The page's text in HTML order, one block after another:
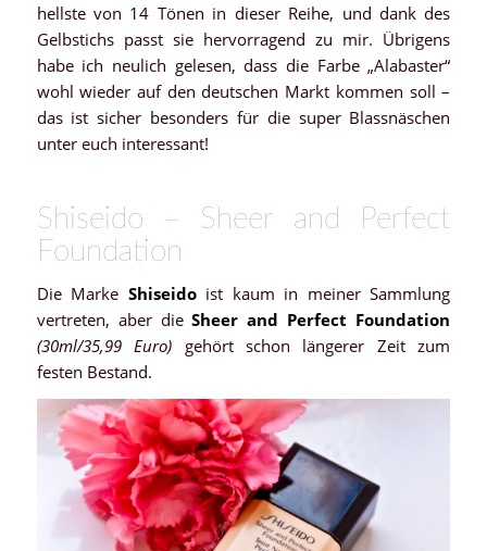
hellste von 14 Tönen in dieser Reihe, und dank des
Gelbstichs passt sie hervorragend zu mir. Übrigens
habe ich neulich gelesen, dass die Farbe „Alabaster“
wohl wieder auf den deutschen Markt kommen soll –
das ist sicher besonders für die super Blassnäschen
unter euch interessant!
Shiseido – Sheer and Perfect
Foundation
Die Marke Shiseidoist kaum in meiner Sammlung
vertreten, aber dieSheer and Perfect Foundation
(30ml/35,99 Euro) gehört schon längerer Zeit zum
festen Bestand.